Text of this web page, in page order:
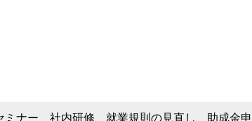
ミナー、社内研修、就業規則の見直し、助成金